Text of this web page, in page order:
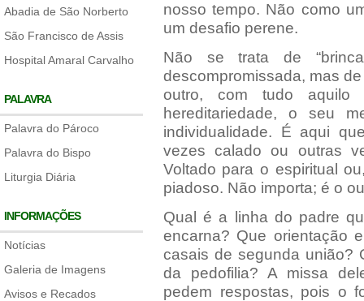
Abadia de São Norberto
São Francisco de Assis
Hospital Amaral Carvalho
PALAVRA
Palavra do Pároco
Palavra do Bispo
Liturgia Diária
INFORMAÇÕES
Notícias
Galeria de Imagens
Avisos e Recados
nosso tempo. Não como
um desafio perene.
Não se trata de
descompromissada, mas
outro, com tudo
hereditariedade, o seu
individualidade. É aqui
vezes calado ou outras
Voltado para o espiritual
piadoso. Não importa; é o
Qual é a linha do padre
encarna? Que orientação
casais de segunda união?
da pedofilia? A missa
pedem respostas, pois o